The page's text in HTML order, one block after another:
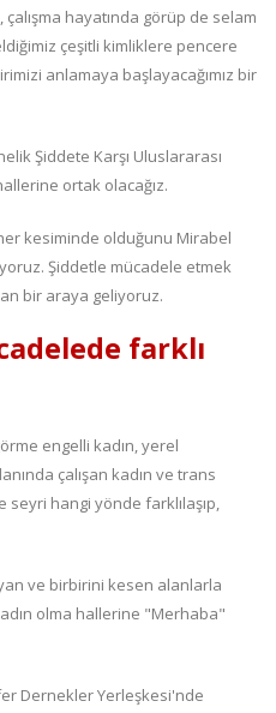
hayatında görüp de selam
çeşitli kimliklere pencere
anlamaya başlayacağımız bir
Şiddete Karşı Uluslararası
ortak olacağız.
kesiminde olduğunu Mirabel
Şiddetle mücadele etmek
bir araya geliyoruz.
farklı
engelli kadın, yerel
çalışan kadın ve trans
seyri hangi yönde farklılaşıp,
ve birbirini kesen alanlarla
olma hallerine "Merhaba"
Dernekler Yerleşkesi'nde